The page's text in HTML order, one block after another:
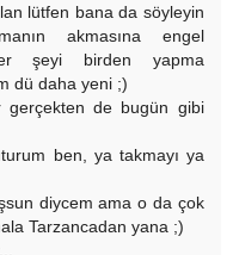
lütfen bana da söyleyin
akmasına engel
şeyi birden yapma
dü daha yeni ;)
gerçekten de bugün gibi
ben, ya takmayı ya
diycem ama o da çok
Tarzancadan yana ;)